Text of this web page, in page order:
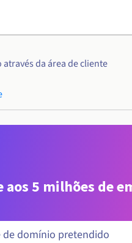
da área de cliente
aos 5 milhões de